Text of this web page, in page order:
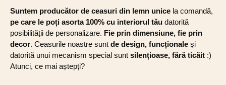
Suntem producător de ceasuri din lemn unice la comandă,
pe care le poți asorta 100% cu interiorul tău datorită
posibilității de personalizare. Fie prin dimensiune, fie prin
decor. Ceasurile noastre sunt de design, funcționale și
datorită unui mecanism special sunt silențioase, fără ticăit :)
Atunci, ce mai aștepți?